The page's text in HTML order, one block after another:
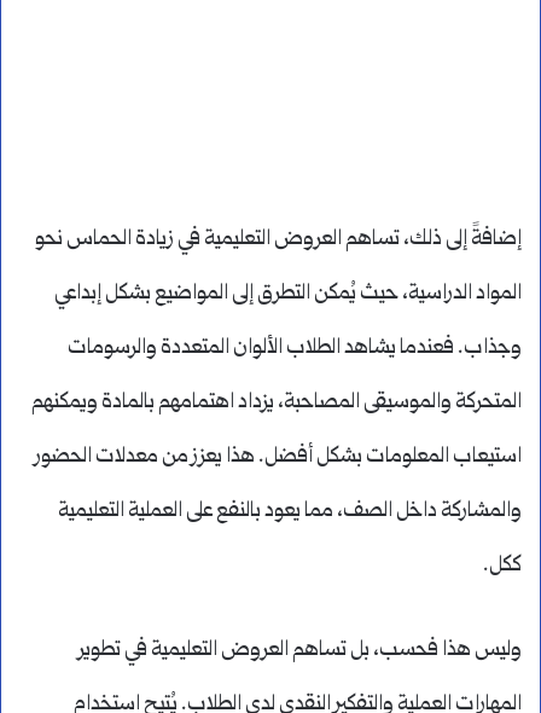
إضافةً إلى ذلك، تساهم العروض التعليمية في زيادة الحماس نحو
المواد الدراسية، حيث يُمكن التطرق إلى المواضيع بشكل إبداعي
وجذاب. فعندما يشاهد الطلاب الألوان المتعددة والرسومات
المتحركة والموسيقى المصاحبة، يزداد اهتمامهم بالمادة ويمكنهم
استيعاب المعلومات بشكل أفضل. هذا يعزز من معدلات الحضور
والمشاركة داخل الصف، مما يعود بالنفع على العملية التعليمية
ككل.
وليس هذا فحسب، بل تساهم العروض التعليمية في تطوير
المهارات العملية والتفكير النقدي لدى الطلاب. يُتيح استخدام